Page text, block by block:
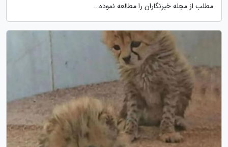
مطلب از مجله خبرنگاران را مطالعه نموده...